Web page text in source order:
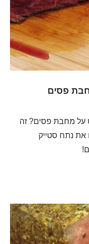
פסים
על מחבת פסים? זה
את נתח סטייק